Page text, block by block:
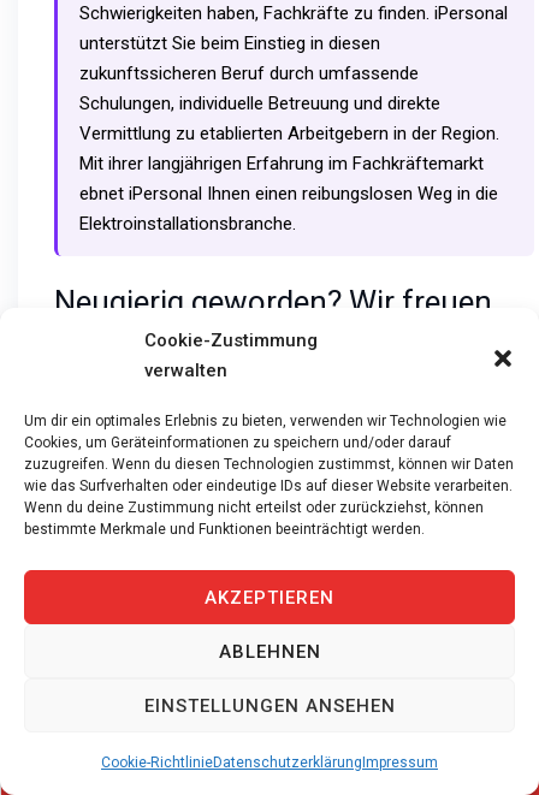
Cookie-Zustimmung
verwalten
Um dir ein optimales Erlebnis zu bieten, verwenden wir Technologien wie
Cookies, um Geräteinformationen zu speichern und/oder darauf
zuzugreifen. Wenn du diesen Technologien zustimmst, können wir Daten
wie das Surfverhalten oder eindeutige IDs auf dieser Website verarbeiten.
Wenn du deine Zustimmung nicht erteilst oder zurückziehst, können
bestimmte Merkmale und Funktionen beeinträchtigt werden.
AKZEPTIEREN
ABLEHNEN
EINSTELLUNGEN ANSEHEN
Cookie-RichtlinieDatenschutzerklärung Impressum
Schwierigkeiten haben, Fachkräfte zu finden. iPersonal
unterstützt Sie beim Einstieg in diesen
zukunftssicheren Beruf durch umfassende
Schulungen, individuelle Betreuung und direkte
Vermittlung zu etablierten Arbeitgebern in der Region.
Mit ihrer langjährigen Erfahrung im Fachkräftemarkt
ebnet iPersonal Ihnen einen reibungslosen Weg in die
Elektroinstallationsbranche.
Neugierig geworden? Wir freuen
uns auf Sie
Rheinfelden. Denn iPersonal vermittelt schnell und
persönlich – gute Fachkräfte verdienen ausserdem
gute Partner. Zögern Sie daher nicht und senden
Sie uns noch heute Ihre Unterlagen.
cj@ipersonal.ch
stellen/